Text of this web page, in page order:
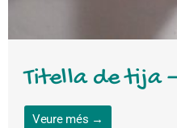
Titella de tija
Veure més →